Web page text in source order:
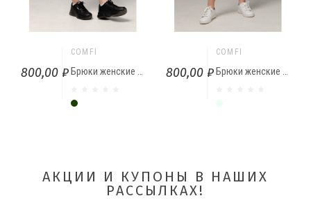
COMFI
800,00 ₽
Хакки
COMFI
800,00 ₽
АКЦИИ И КУПОНЫ В НАШИХ
РАССЫЛКАХ!